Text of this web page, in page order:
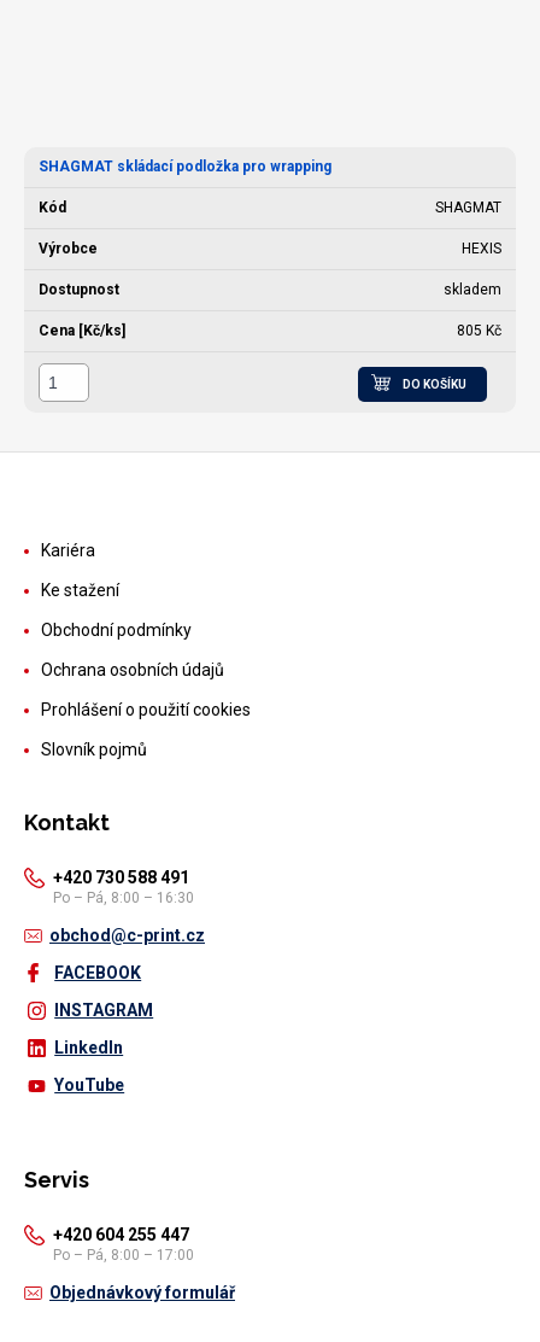
SHAGMAT skládací podložka pro wrapping
SHAGMAT
HEXIS
skladem
805 Kč
DO KOŠÍKU
Kariéra
Ke stažení
Obchodní podmínky
Ochrana osobních údajů
Prohlášení o použití cookies
Slovník pojmů
Kontakt
+420 730 588 491
Po – Pá, 8:00 – 16:30
obchod@c-print.cz
FACEBOOK
INSTAGRAM
LinkedIn
YouTube
Servis
+420 604 255 447
Po – Pá, 8:00 – 17:00
Objednávkový formulář